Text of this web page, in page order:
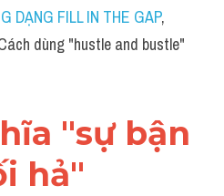
DẠNG FILL IN THE GAP,
dùng "hustle and bustle"
"sự bận
hả"